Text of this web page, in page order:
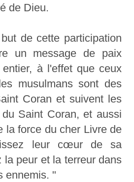
de Dieu.
de cette participation
un message de paix
à l'effet que ceux
musulmans sont des
Coran et suivent les
Saint Coran, et aussi
la force du cher Livre de
leur cœur de sa
la peur et la terreur dans
ennemis. "